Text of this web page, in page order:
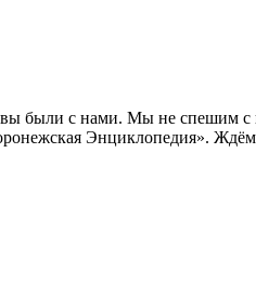
были с нами. Мы не спешим
Энциклопедия».